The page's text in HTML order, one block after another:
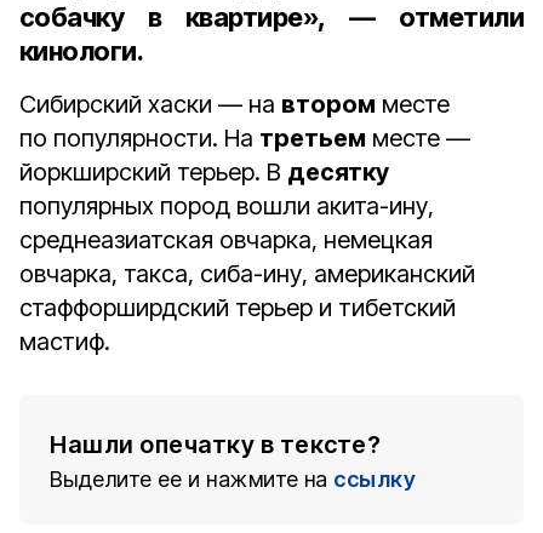
собачку в квартире», — отметили
кинологи.
Сибирский хаски — на втором месте
по популярности. На третьем месте —
йоркширский терьер. В десятку
популярных пород вошли акита-ину,
среднеазиатская овчарка, немецкая
овчарка, такса, сиба-ину, американский
стаффорширдский терьер и тибетский
мастиф.
Нашли опечатку в тексте?
Выделите ее и нажмите на ссылку